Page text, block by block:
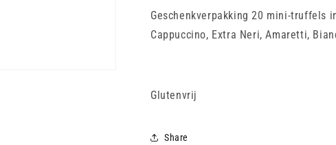
Geschenkverpakking 20 mini-truffels
Cappuccino, Extra Neri, Amaretti,
Glutenvrij
Share